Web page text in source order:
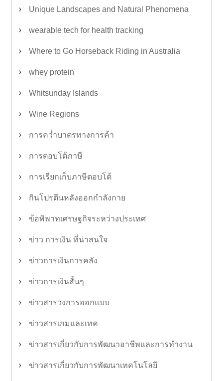
Unique Landscapes and Natural Phenomena
wearable tech for health tracking
Where to Go Horseback Riding in Australia
whey protein
Whitsunday Islands
Wine Regions
การคว่ำบาตรทางการค้า
การตอบโต้ภาษี
การเรียกเก็บภาษีตอบโต้
กินโปรตีนหลังออกกำลังกาย
ข้อพิพาทเศรษฐกิจระหว่างประเทศ
ข่าว การเงิน ที่น่าสนใจ
ข่าวการเงินการคลัง
ข่าวการเงินสั้นๆ
ข่าวสารวงการออกแบบ
ข่าวสารเกมและเทค
ข่าวสารเกี่ยวกับการพัฒนาอาชีพและการทำงาน
ข่าวสารเกี่ยวกับการพัฒนาเทคโนโลยี